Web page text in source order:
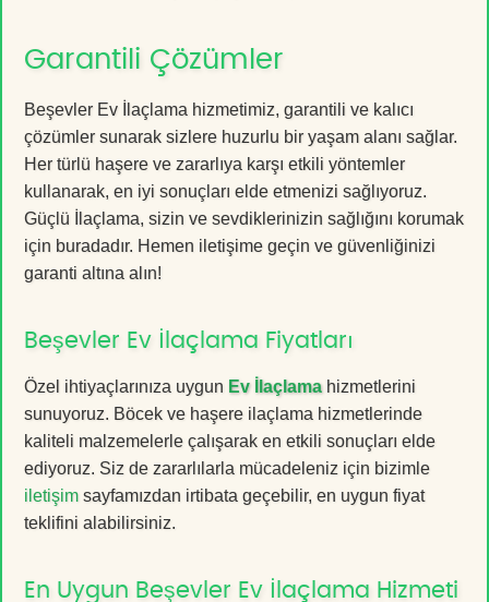
Garantili Çözümler
Beşevler Ev İlaçlama hizmetimiz, garantili ve kalıcı
çözümler sunarak sizlere huzurlu bir yaşam alanı sağlar.
Her türlü haşere ve zararlıya karşı etkili yöntemler
kullanarak, en iyi sonuçları elde etmenizi sağlıyoruz.
Güçlü İlaçlama, sizin ve sevdiklerinizin sağlığını korumak
için buradadır. Hemen iletişime geçin ve güvenliğinizi
garanti altına alın!
Beşevler Ev İlaçlama Fiyatları
Özel ihtiyaçlarınıza uygun Ev İlaçlamahizmetlerini
sunuyoruz. Böcek ve haşere ilaçlama hizmetlerinde
kaliteli malzemelerle çalışarak en etkili sonuçları elde
ediyoruz. Siz de zararlılarla mücadeleniz için bizimle
iletişim sayfamızdan irtibata geçebilir, en uygun fiyat
teklifini alabilirsiniz.
En Uygun Beşevler Ev İlaçlama Hizmeti